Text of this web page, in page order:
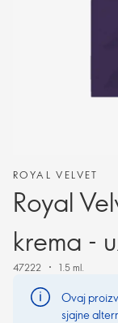
ROYAL VELVET
Royal
krema -
47222 1.5 ml.
Ovaj
sjajne